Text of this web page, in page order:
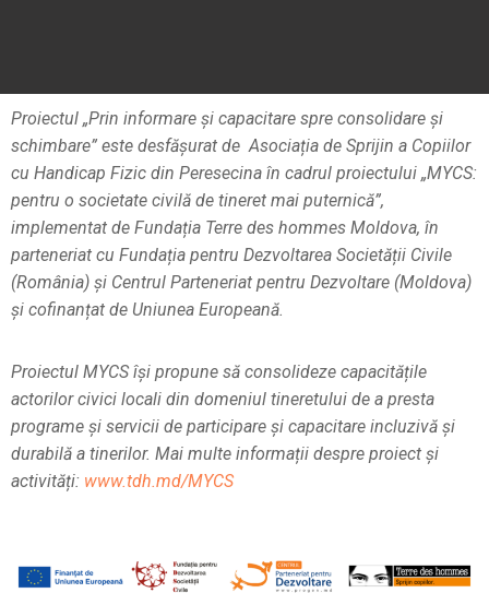
Proiectul „Prin informare și capacitare spre consolidare și
schimbare” este desfășurat de Asociația de Sprijin a Copiilor
cu Handicap Fizic din Peresecina în cadrul proiectului „MYCS:
pentru o societate civilă de tineret mai puternică”,
implementat de Fundația Terre des hommes Moldova, în
parteneriat cu Fundația pentru Dezvoltarea Societății Civile
(România) și Centrul Parteneriat pentru Dezvoltare (Moldova)
și cofinanțat de Uniunea Europeană.
Proiectul MYCS își propune să consolideze capacitățile
actorilor civici locali din domeniul tineretului de a presta
programe și servicii de participare și capacitare incluzivă și
durabilă a tinerilor. Mai multe informații despre proiect și
activități: www.tdh.md/MYCS